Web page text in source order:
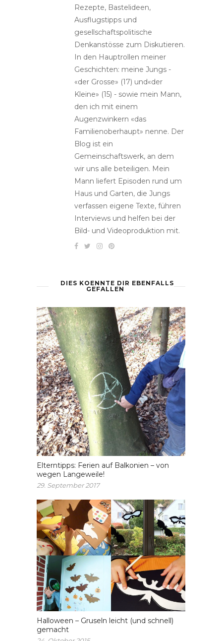
Rezepte, Bastelideen,
Ausflugstipps und
gesellschaftspolitische
Denkanstösse zum Diskutieren.
In den Hauptrollen meiner
Geschichten: meine Jungs -
«der Grosse» (17) und«der
Kleine» (15) - sowie mein Mann,
den ich mit einem
Augenzwinkern «das
Familienoberhaupt» nenne. Der
Blog ist ein
Gemeinschaftswerk, an dem
wir uns alle beteiligen. Mein
Mann liefert Episoden rund um
Haus und Garten, die Jungs
verfassen eigene Texte, führen
Interviews und helfen bei der
Bild- und Videoproduktion mit.
DIES KOENNTE DIR EBENFALLS
GEFALLEN
Elterntipps: Ferien auf Balkonien – von
wegen Langeweile!
29. September 2017
Halloween – Gruseln leicht (und schnell)
gemacht